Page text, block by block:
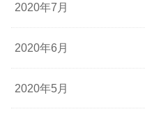
2020年7月
2020年6月
2020年5月